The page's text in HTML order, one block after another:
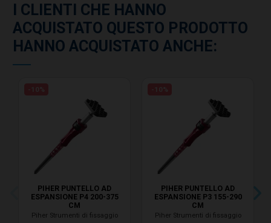
I CLIENTI CHE HANNO
ACQUISTATO QUESTO PRODOTTO
HANNO ACQUISTATO ANCHE:
PIHER PUNTELLO AD
ESPANSIONE P4 200-375
CM
Piher Strumenti di fissaggio
PIHER PUNTELLO AD
ESPANSIONE P3 155-290
CM
Piher Strumenti di fissaggio